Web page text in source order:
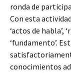
ronda de
Con esta
‘actos de habla’,
‘fundamento’.
conocimientos